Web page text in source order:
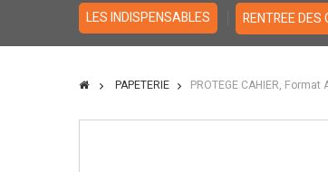
LES INDISPENSABLES RENTREE DES
PAPETERIE PROTEGE CAHIER, Format